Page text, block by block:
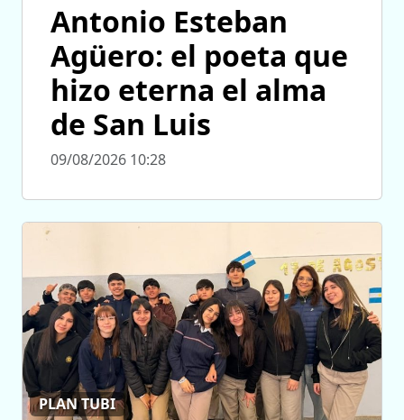
Antonio Esteban
Agüero: el poeta que
hizo eterna el alma
de San Luis
09/08/2026 10:28
PLAN TUBI